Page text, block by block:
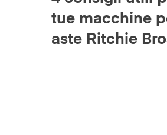
tue macchine
aste Ritchie